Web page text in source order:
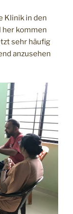
Klinik in den
her kommen
sehr häufig
anzusehen